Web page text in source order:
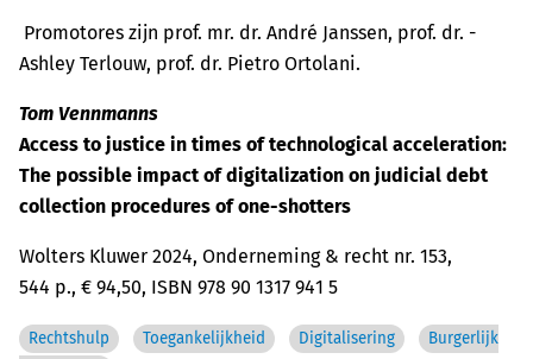
Promotores zijn prof. mr. dr. André Janssen, prof. dr. ­
Ashley Terlouw, prof. dr. Pietro ­Ortolani.
Tom Vennmanns
Access to justice in times of technological acceleration:
The possible impact of digitalization on judicial debt
collection procedures of one-shotters
Wolters Kluwer 2024, Onderneming & recht nr. 153,
544 p., € 94,50, ISBN 978 90 1317 941 5
Rechtshulp Toegankelijkheid Digitalisering
Burgerlijk